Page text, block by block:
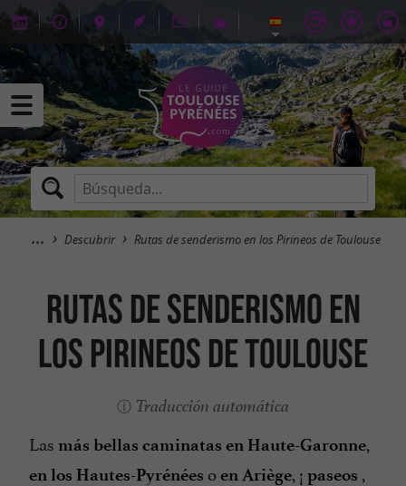
Descubrir Rutas de senderismo en los Pirineos de Toulouse
Rutas de senderismo en
los Pirineos de Toulouse
Traducción automática
Las más bellas caminatas en Haute-Garonne,
en los Hautes-Pyrénées oen Ariège, ¡ paseos ,